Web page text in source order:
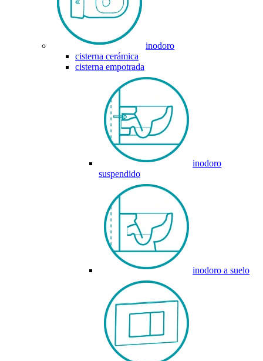
inodoro
cisterna cerámica
cisterna empotrada
inodoro
suspendido
inodoro a suelo